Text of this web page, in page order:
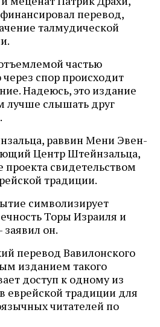
перевод,
талмудической
частью
спор происходит
Надеюсь, это издание
лучше слышать друг
раввин Мени Эвен-
Центр Штейнзальца,
проекта свидетельством
традиции.
символизирует
Торы Израиля и
заявил он.
перевод Вавилонского
изданием такого
доступ к одному из
еврейской традиции для
читателей по